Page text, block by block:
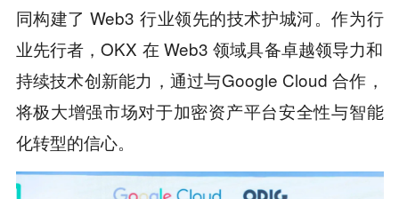
同构建了 Web3 行业领先的技术护城河。作为行
业先行者，OKX 在 Web3 领域具备卓越领导力和
持续技术创新能力，通过与Google Cloud 合作，
将极大增强市场对于加密资产平台安全性与智能
化转型的信心。